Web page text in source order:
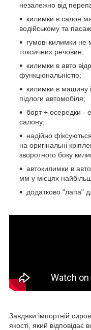
незалежно від
килимки в салон
водійському та
гумові килимки не
токсичних речовин;
килимки в авто
функціональністю;
килимки в машину
підлоги автомобіля;
борт + осередки -
салону;
надійно
на оригінальні
зворотного боку
автокилимки в
мм у місцях
додатково "лапа"
Завдяки імпортній
якості, який відповідає